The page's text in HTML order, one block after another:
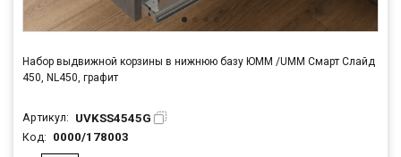
Набор выдвижной корзины в нижнюю базу ЮММ /UMM Смарт Слайд
450, NL450, графит
Артикул: UVKSS4545G
Код: 0000/178003